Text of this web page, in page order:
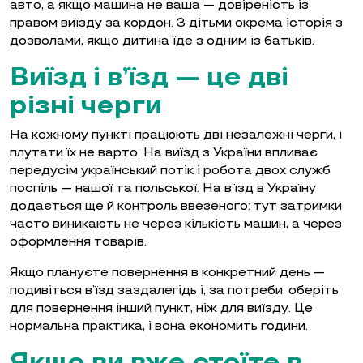
авто, а якщо машина не ваша — довіреність із
правом виїзду за кордон. З дітьми окрема історія з
дозволами, якщо дитина їде з одним із батьків.
Виїзд і в’їзд — це дві
різні черги
На кожному пункті працюють дві незалежні черги, і
плутати їх не варто. На виїзд з України впливає
передусім український потік і робота двох служб
поспіль — нашої та польської. На в’їзд в Україну
додається ще й контроль ввезеного: тут затримки
часто виникають не через кількість машин, а через
оформлення товарів.
Якщо плануєте повернення в конкретний день —
подивіться в’їзд заздалегідь і, за потреби, оберіть
для повернення інший пункт, ніж для виїзду. Це
нормальна практика, і вона економить години.